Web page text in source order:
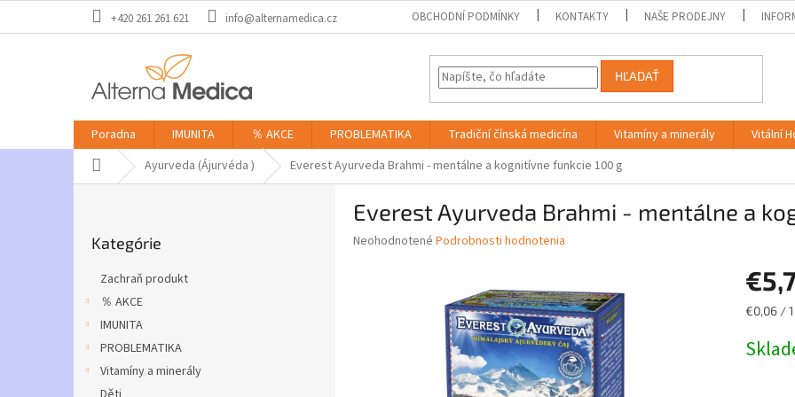
+420 261 261 621 info@alternamedica.cz OBCHODNÍ PODMÍNKY KONTAKTY NAŠE PRODEJNY
HĽADAŤ
Poradna IMUNITA ％ AKCE PROBLEMATIKA Tradiční čínská medicína Vitamíny a minerály Vitální
DomovAyurveda (Ájurvéda ) Everest Ayurveda Brahmi - mentálne a kognitívne funkcie 100 g
kategórie
Kategórie
Zachraň produkt
％ AKCE
IMUNITA
PROBLEMATIKA
Vitamíny a minerály
Everest Ayurveda Brahmi - mentálne a
Priemerné
Neohodnotené Podrobnosti hodnotenia
€0,06 /